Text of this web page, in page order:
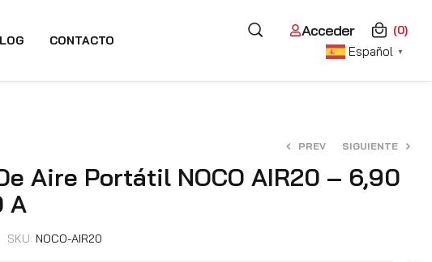
CONTACTO
Acceder (0)
Español ▼
PREV SIGUIENTE
Aire Portátil NOCO AIR20 – 6,90
A
SKU: NOCO-AIR20